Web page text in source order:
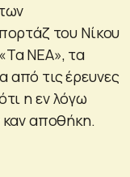
του Νίκου
ΝΕΑ», τα
τις έρευνες
η εν λόγω
αποθήκη.